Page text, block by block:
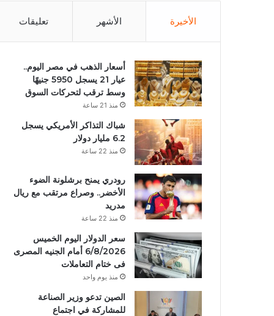
الأخيرة الأشهر تعليقات
أسعار الذهب في مصر اليوم..
عيار 21 يسجل 5950 جنيهًا
وسط ترقب لتحركات السوق
منذ 21 ساعة
شباك التذاكر الأمريكي يسجل
6.2 مليار دولار
منذ 22 ساعة
رودري يمنح برشلونة الضوء
الأخضر.. وصراع مرتقب مع ريال
مدريد
منذ 22 ساعة
سعر الدولار اليوم الخميس
6/8/2026 أمام الجنيه المصرى
فى ختام التعاملات
منذ يوم واحد
الصين تدعو وزير الصناعة
للمشاركة في اجتماع